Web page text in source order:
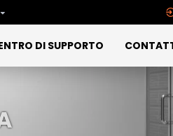
DI SUPPORTO